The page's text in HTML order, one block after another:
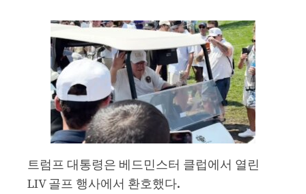
트럼프 대통령은 베드민스터 클럽에서 열린
LIV 골프 행사에서 환호했다.